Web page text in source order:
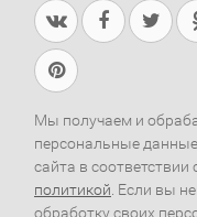
Мы получаем и
персональные
сайта в соответствии
политикой . Если вы
обработку своих